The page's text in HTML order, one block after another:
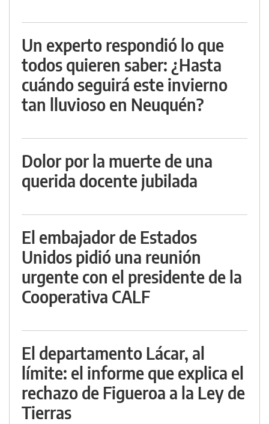
Un experto respondió lo que
todos quieren saber: ¿Hasta
cuándo seguirá este invierno
tan lluvioso en Neuquén?
Dolor por la muerte de una
querida docente jubilada
El embajador de Estados
Unidos pidió una reunión
urgente con el presidente de la
Cooperativa CALF
El departamento Lácar, al
límite: el informe que explica el
rechazo de Figueroa a la Ley de
Tierras